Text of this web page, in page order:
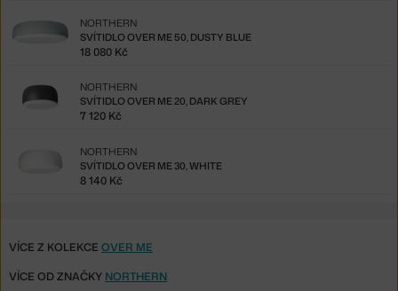
SVÍTIDLO OVER ME 50, DUSTY BLUE
NORTHERN
18 080 Kč
SVÍTIDLO OVER ME 20, DARK GREY
NORTHERN
7 120 Kč
SVÍTIDLO OVER ME 30, WHITE
NORTHERN
8 140 Kč
VÍCE Z KOLEKCE OVER ME
VÍCE OD ZNAČKY NORTHERN